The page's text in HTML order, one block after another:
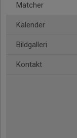
Matcher
Kalender
Bildgalleri
Kontakt